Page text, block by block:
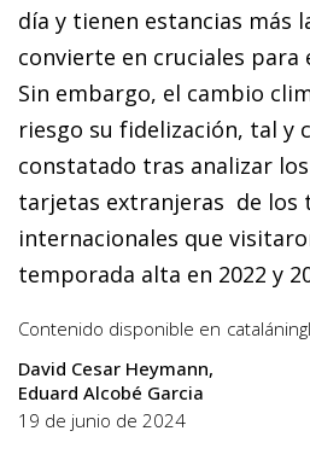
día y tienen estancias más
convierte en cruciales
Sin embargo, el cambio
riesgo su fidelización, tal y
constatado tras analizar
tarjetas extranjeras de los
internacionales que
temporada alta en 2022 y
Contenido disponible en catalán
David Cesar Heymann
Eduard Alcobé Garcia
19 de junio de 2024